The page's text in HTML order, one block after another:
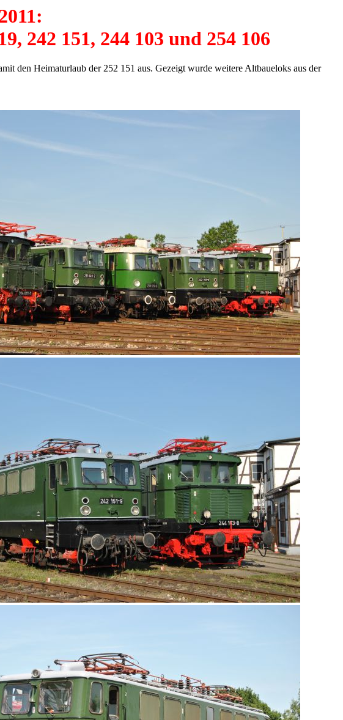
242 151, 244 103 und 254 106
den Heimaturlaub der 252 151 aus. Gezeigt wurde weitere Altbaueloks aus der